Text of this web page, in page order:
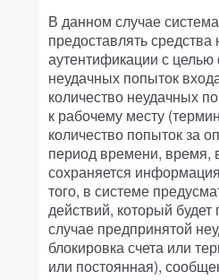
В данном случае
предоставлять средства
аутентификации с
неудачных попыток
количество неудачных
к рабочему месту
количество попыток за
период времени, время,
сохраняется
того, в системе
действий, который будет
случае предпринятой
блокировка счета или
или постоянная),